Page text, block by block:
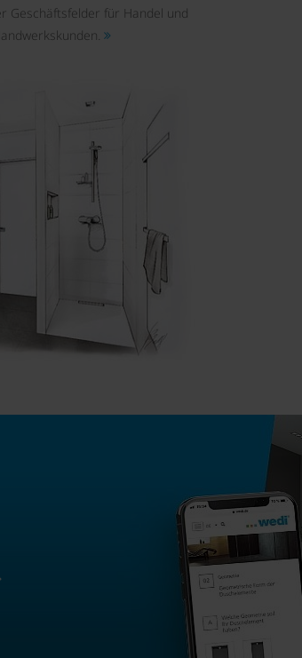
Geschäftsfelder für Handel und